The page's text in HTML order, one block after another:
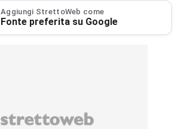
Aggiungi StrettoWeb come
Fonte preferita su Google